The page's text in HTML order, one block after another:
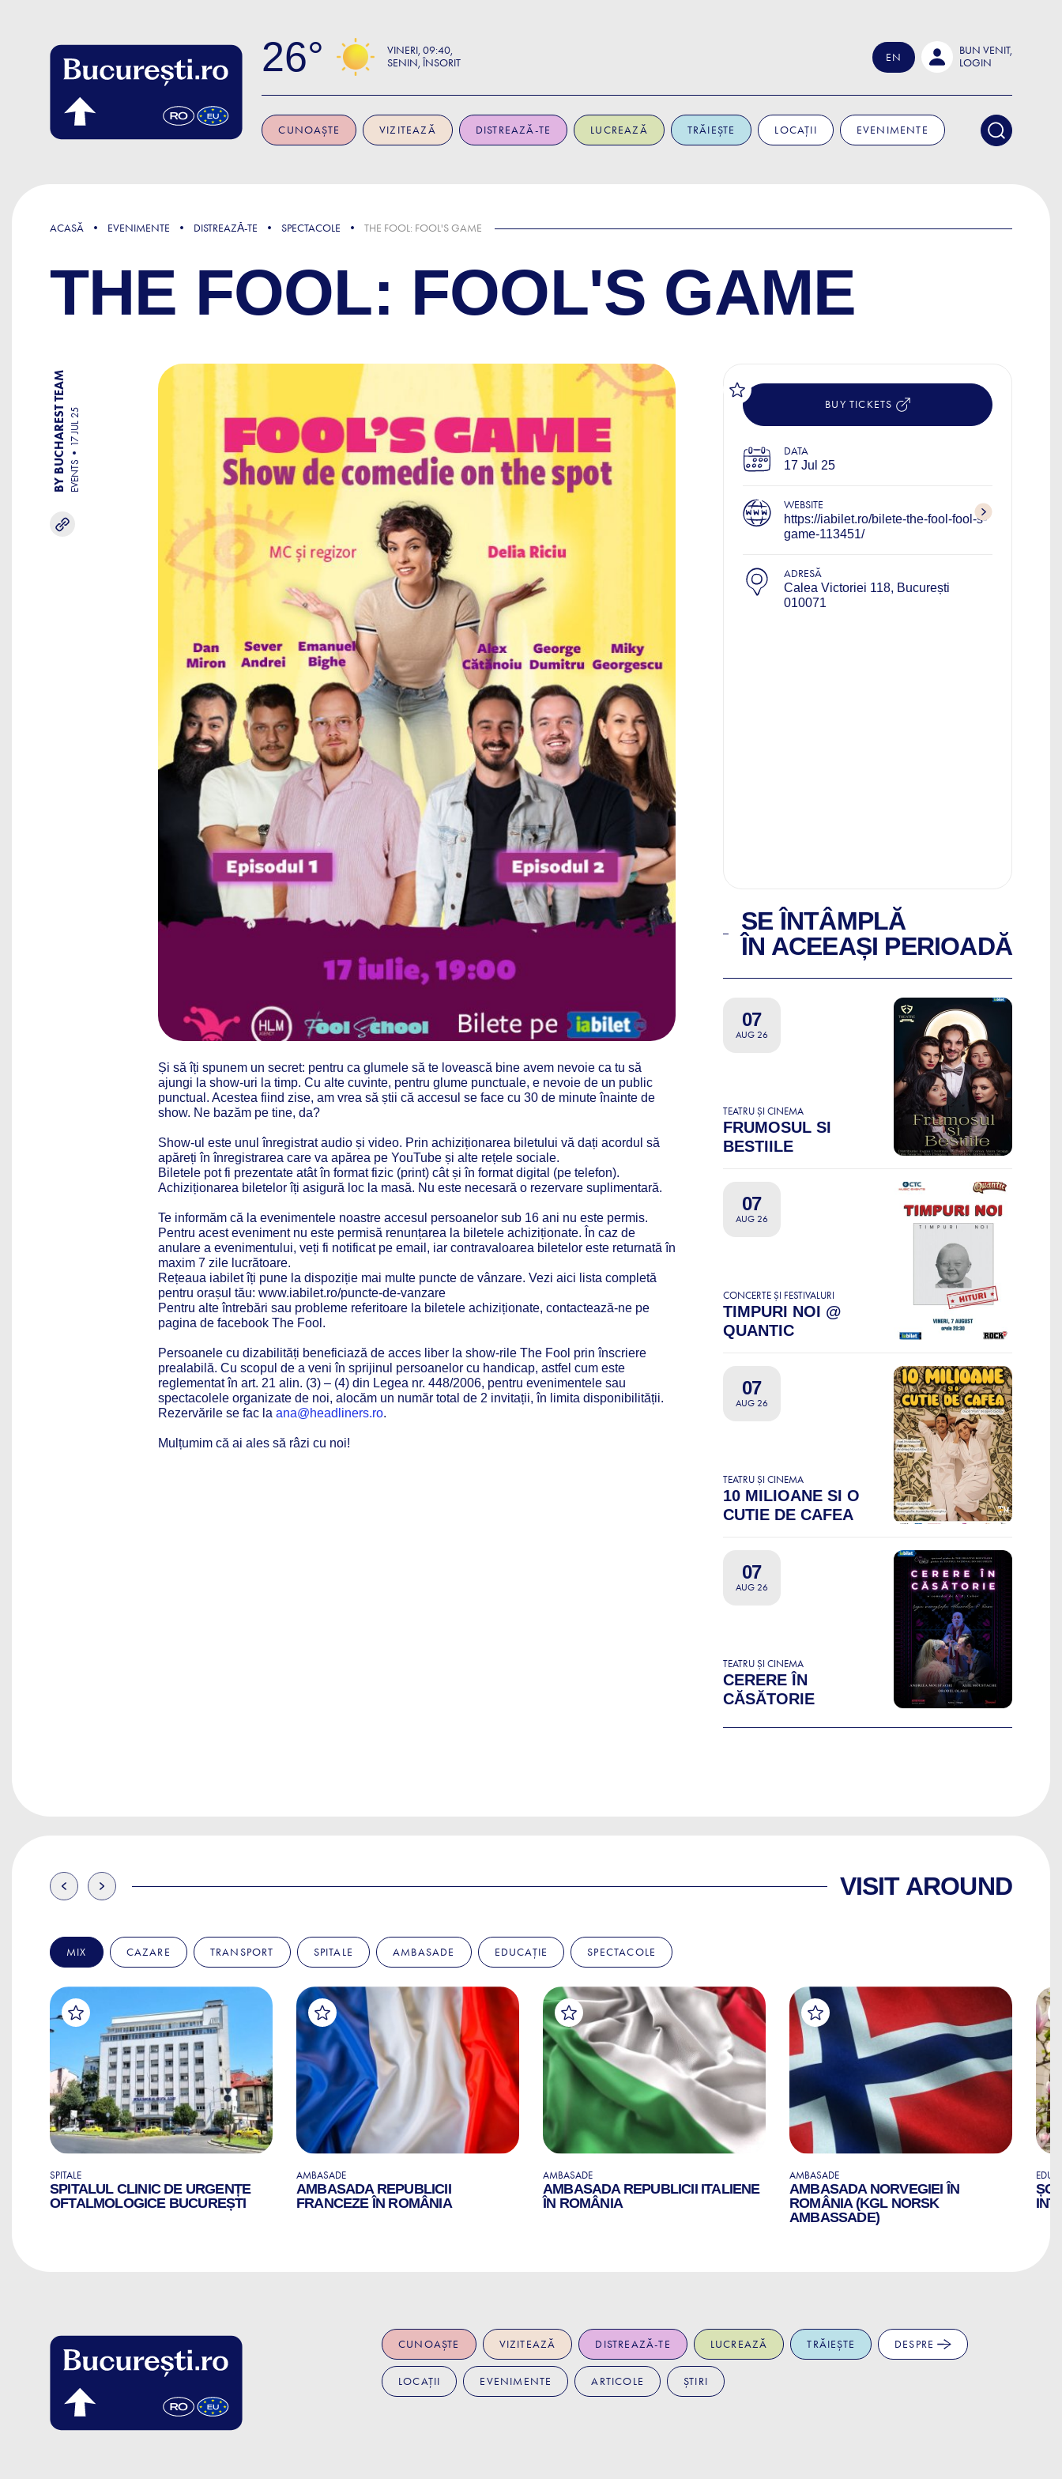
26 VINERI 09:40
SENIN, ÎNSORIT
EN
BUN VENIT,
LOGIN
CUNOAȘTE VIZITEAZĂ DISTREAZĂ-TE LUCREAZĂ TRĂIEȘTE LOCAȚII EVENIMENTE
ACASĂ EVENIMENTE DISTREAZǍ-TE SPECTACOLE THE FOOL: FOOL'S GAME
THE FOOL: FOOL'S GAME
BY BUCHAREST TEAM EVENTS
17 JUL 25
Și să îți spunem un secret: pentru ca glumele să te lovească bine avem nevoie ca tu să
ajungi la show-uri la timp. Cu alte cuvinte, pentru glume punctuale, e nevoie de un public
punctual. Acestea fiind zise, am vrea să știi că accesul se face cu 30 de minute înainte de
show. Ne bazăm pe tine, da?
Show-ul este unul înregistrat audio și video. Prin achiziționarea biletului vă dați acordul să
apăreți în înregistrarea care va apărea pe YouTube și alte rețele sociale.
Biletele pot fi prezentate atât în format fizic (print) cât și în format digital (pe telefon).
Achiziționarea biletelor îți asigură loc la masă. Nu este necesară o rezervare suplimentară.
Te informăm că la evenimentele noastre accesul persoanelor sub 16 ani nu este permis.
Pentru acest eveniment nu este permisă renunțarea la biletele achiziționate. În caz de
anulare a evenimentului, veți fi notificat pe email, iar contravaloarea biletelor este returnată în
maxim 7 zile lucrătoare.
Rețeaua iabilet îți pune la dispoziție mai multe puncte de vânzare. Vezi aici lista completă
pentru orașul tău: www.iabilet.ro/puncte-de-vanzare
Pentru alte întrebări sau probleme referitoare la biletele achiziționate, contactează-ne pe
pagina de facebook The Fool.
Persoanele cu dizabilități beneficiază de acces liber la show-rile The Fool prin înscriere
prealabilă. Cu scopul de a veni în sprijinul persoanelor cu handicap, astfel cum este
reglementat în art. 21 alin. (3) – (4) din Legea nr. 448/2006, pentru evenimentele sau
spectacolele organizate de noi, alocăm un număr total de 2 invitații, în limita disponibilității.
Rezervările se fac la ana@headliners.ro.
Mulțumim că ai ales să râzi cu noi!
BUY TICKETS
DATA
17 Jul 25
WEBSITE
https://iabilet.ro/bilete-the-fool-fool-s-
game-113451/
ADRESĂ
Calea Victoriei 118, București
010071
SE ÎNTÂMPLĂ
ÎN ACEEAȘI PERIOADĂ
07
AUG 26
TEATRU ȘI CINEMA
FRUMOSUL SI
BESTIILE
07
AUG 26
CONCERTE ȘI FESTIVALURI
TIMPURI NOI @
QUANTIC
07
AUG 26
TEATRU ȘI CINEMA
10 MILIOANE SI O
CUTIE DE CAFEA
07
AUG 26
TEATRU ȘI CINEMA
CERERE ÎN
CĂSĂTORIE
VISIT AROUND
MIX CAZARE TRANSPORT SPITALE AMBASADE EDUCAȚIE SPECTACOLE
SPITALE
SPITALUL CLINIC DE URGENȚE
OFTALMOLOGICE BUCUREȘTI
AMBASADE
AMBASADA REPUBLICII
FRANCEZE ÎN ROMÂNIA
AMBASADE
AMBASADA REPUBLICII ITALIENE
ÎN ROMÂNIA
AMBASADE
AMBASADA NORVEGIEI ÎN
ROMÂNIA (KGL NORSK
AMBASSADE)
CUNOAȘTE VIZITEAZĂ DISTREAZĂ-TE LUCREAZĂ TRĂIEȘTE DESPRE
LOCAȚII EVENIMENTE ARTICOLE ȘTIRI